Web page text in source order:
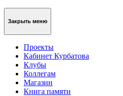
Закрыть меню
Проекты
Кабинет Курбатова
Клубы
Коллегам
Магазин
Книга памяти